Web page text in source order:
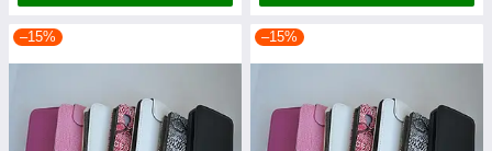
–15% –15%